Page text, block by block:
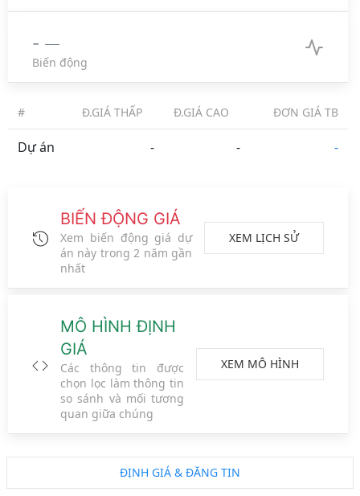
-
Biến động
# Đ.GIÁ THẤP Đ.GIÁ CAO ĐƠN GIÁ TB
Dự án - - -
BIẾN ĐỘNG GIÁ
Xem biến động giá dự
án này trong 2 năm gần
nhất
XEM LỊCH SỬ
MÔ HÌNH ĐỊNH
GIÁ
Các thông tin được
chọn lọc làm thông tin
so sánh và mối tương
quan giữa chúng
XEM MÔ HÌNH
ĐỊNH GIÁ & ĐĂNG TIN
Tỉnh Thành Phường Xã
Metro ĐS CT Vành đai Logo đối tác